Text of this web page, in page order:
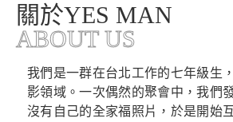
關於YES MAN
ABOUT US
我們是一群在台北工作的七年級生
影領域。一次偶然的聚會中，我們
沒有自己的全家福照片，於是開始